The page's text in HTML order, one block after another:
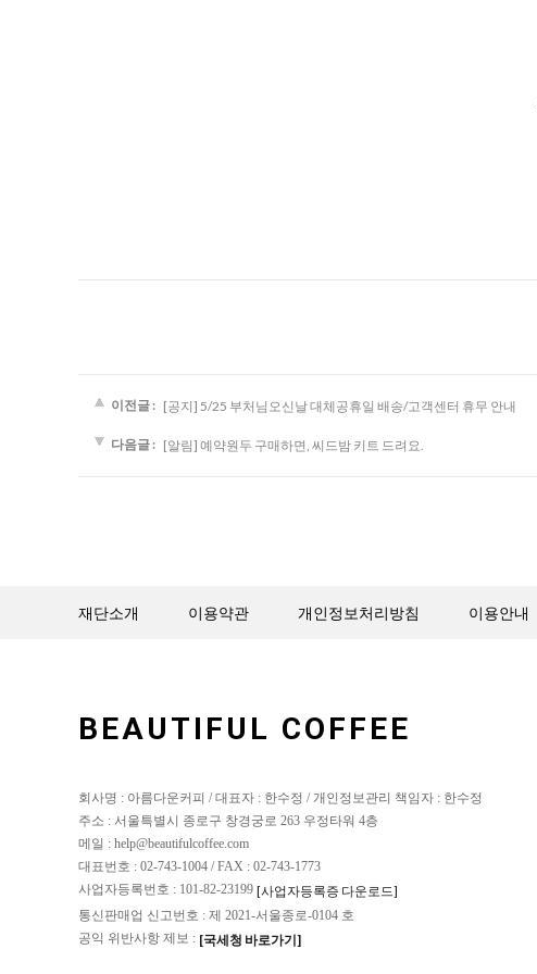
이전글 : [공지] 5/25 부처님오신날 대체공휴일 배송/고객센터 휴무 안내
다음글 : [알림] 예약원두 구매하면, 씨드밤 키트 드려요.
재단소개 이용약관 개인정보처리방침 이용안내
BEAUTIFUL COFFEE
회사명 : 아름다운커피 / 대표자 : 한수정 / 개인정보관리 책임자 : 한수정
주소 : 서울특별시 종로구 창경궁로 263 우정타워 4층
메일 : help@beautifulcoffee.com
대표번호 : 02-743-1004 / FAX : 02-743-1773
사업자등록번호 : 101-82-23199 [사업자등록증 다운로드]
통신판매업 신고번호 : 제 2021-서울종로-0104 호
공익 위반사항 제보 : [국세청 바로가기]